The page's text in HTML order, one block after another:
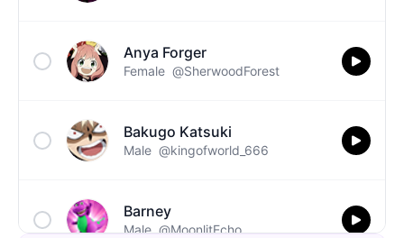
Anya Forger
Female @SherwoodForest
Bakugo Katsuki
Male @kingofworld_666
Barney
Male @MoonlitEcho